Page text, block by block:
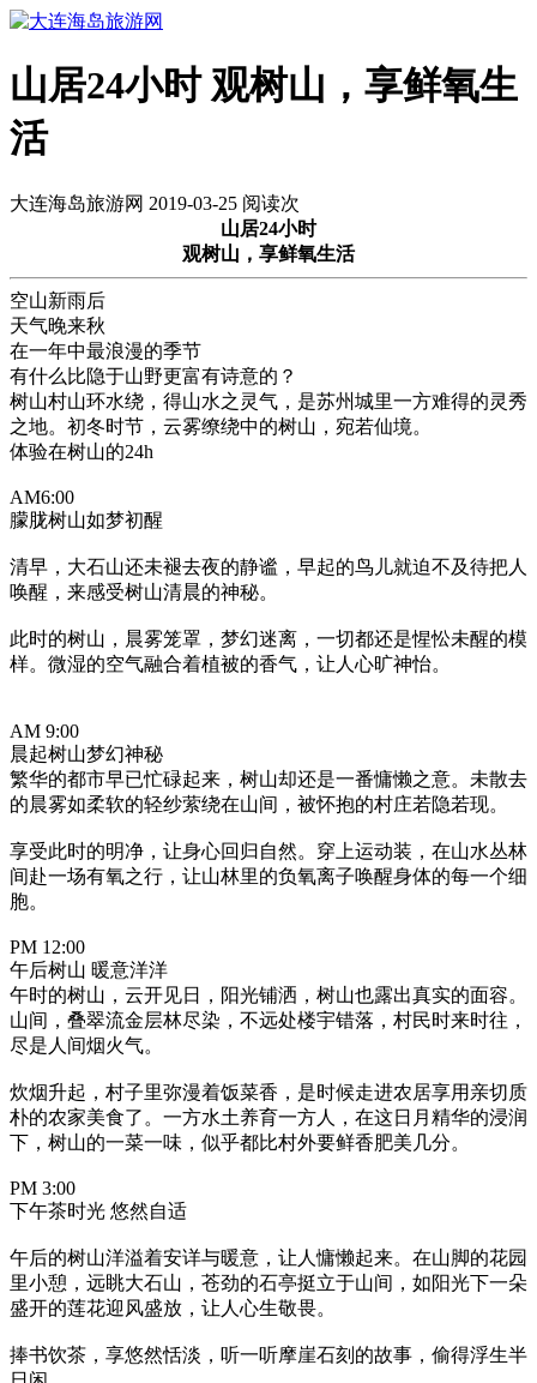
山居24小时 观树山，享鲜氧生
活
大连海岛旅游网 2019-03-25 阅读次
山居24小时
观树山，享鲜氧生活
空山新雨后
天气晚来秋
在一年中最浪漫的季节
有什么比隐于山野更富有诗意的？
树山村山环水绕，得山水之灵气，是苏州城里一方难得的灵秀
之地。初冬时节，云雾缭绕中的树山，宛若仙境。
体验在树山的24h
AM6:00
朦胧树山如梦初醒
清早，大石山还未褪去夜的静谧，早起的鸟儿就迫不及待把人
唤醒，来感受树山清晨的神秘。
此时的树山，晨雾笼罩，梦幻迷离，一切都还是惺忪未醒的模
样。微湿的空气融合着植被的香气，让人心旷神怡。
AM 9:00
晨起树山梦幻神秘
繁华的都市早已忙碌起来，树山却还是一番慵懒之意。未散去
的晨雾如柔软的轻纱萦绕在山间，被怀抱的村庄若隐若现。
享受此时的明净，让身心回归自然。穿上运动装，在山水丛林
间赴一场有氧之行，让山林里的负氧离子唤醒身体的每一个细
胞。
PM 12:00
午后树山 暖意洋洋
午时的树山，云开见日，阳光铺洒，树山也露出真实的面容。
山间，叠翠流金层林尽染，不远处楼宇错落，村民时来时往，
尽是人间烟火气。
炊烟升起，村子里弥漫着饭菜香，是时候走进农居享用亲切质
朴的农家美食了。一方水土养育一方人，在这日月精华的浸润
下，树山的一菜一味，似乎都比村外要鲜香肥美几分。
PM 3:00
下午茶时光 悠然自适
午后的树山洋溢着安详与暖意，让人慵懒起来。在山脚的花园
里小憩，远眺大石山，苍劲的石亭挺立于山间，如阳光下一朵
盛开的莲花迎风盛放，让人心生敬畏。
捧书饮茶，享悠然恬淡，听一听摩崖石刻的故事，偷得浮生半